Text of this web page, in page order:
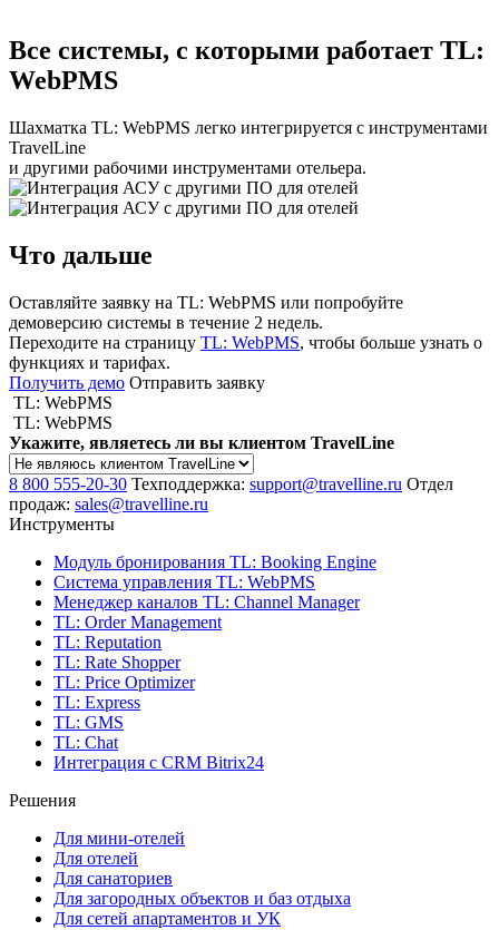
Все системы, с которыми работает TL:
WebPMS
Шахматка TL: WebPMS легко интегрируется с инструментами
TravelLine
и другими рабочими инструментами отельера.
Что дальше
Оставляйте заявку на TL: WebPMS или попробуйте
демоверсию системы в течение 2 недель.
Переходите на страницу TL: WebPMS, чтобы больше узнать о
функциях и тарифах.
Получить демо Отправить заявку
TL: WebPMS
TL: WebPMS
Укажите, являетесь ли вы клиентом TravelLine
8 800 555-20-30 Техподдержка: support@travelline.ru Отдел
продаж: sales@travelline.ru
Инструменты
Модуль бронирования TL: Booking Engine
Система управления TL: WebPMS
Менеджер каналов TL: Channel Manager
TL: Order Management
TL: Reputation
TL: Rate Shopper
TL: Price Optimizer
TL: Express
TL: GMS
TL: Chat
Интеграция с CRM Bitrix24
Решения
Для мини-отелей
Для отелей
Для санаториев
Для загородных объектов и баз отдыха
Для сетей апартаментов и УК